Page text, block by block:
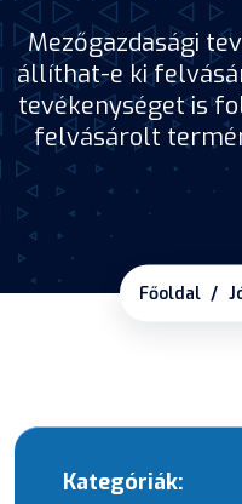
Mezőgazdasági
állíthat-e ki
tevékenységet is
felvásárolt
Főoldal
Kategóriák: